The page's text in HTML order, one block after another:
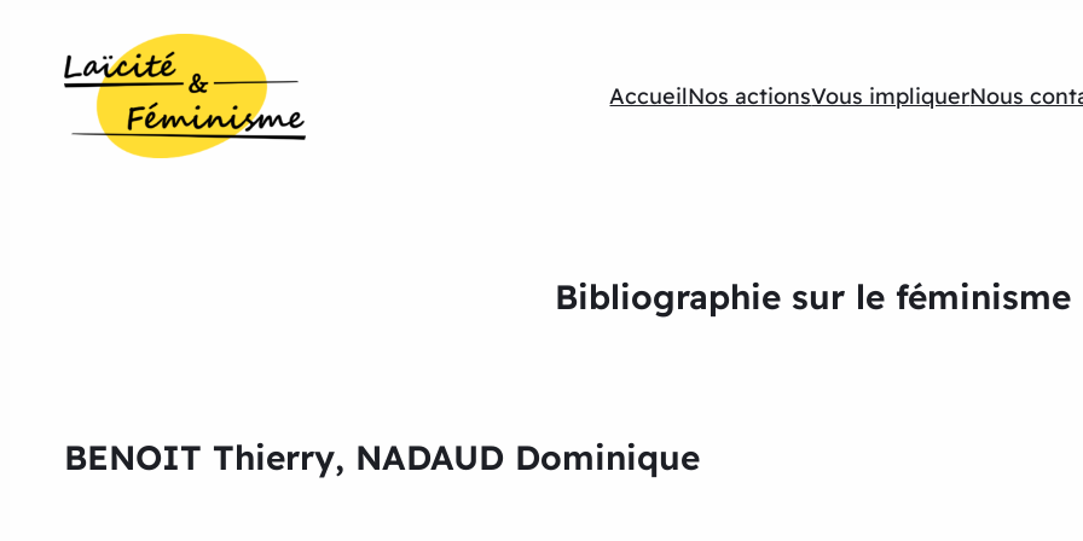
AccueilNos actionsVous impliquerNous
Bibliographie sur le féminisme
BENOIT Thierry, NADAUD Dominique